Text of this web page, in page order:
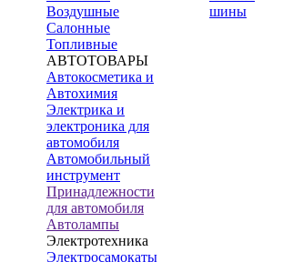
Воздушные
Салонные
Топливные
АВТОТОВАРЫ
Автокосметика и
Автохимия
Электрика и
электроника для
автомобиля
Автомобильный
инструмент
Принадлежности
для автомобиля
Автолампы
Электротехника
Электросамокаты
шины